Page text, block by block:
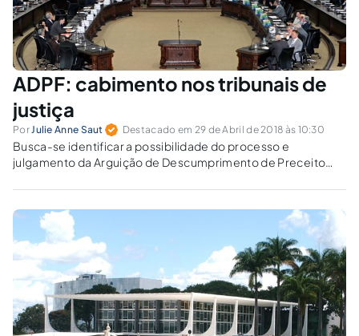
ADPF: cabimento nos tribunais de
justiça
Por Julie Anne Saut Destacado em 29 de Abril de 2018 às 10:30
Busca-se identificar a possibilidade do processo e
julgamento da Arguição de Descumprimento de Preceito
concentrado e abstrato de competência do STF, pelos
Tribunais de Justiça dos Estados-Membros.